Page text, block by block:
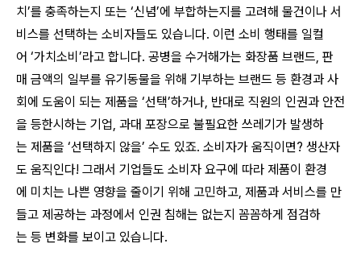
치’를 충족하는지 또는 ‘신념’에 부합하는지를 고려해 물건이나 서
비스를 선택하는 소비자들도 있습니다. 이런 소비 행태를 일컬
어 ‘가치소비’라고 합니다. 공병을 수거해가는 화장품 브랜드, 판
매 금액의 일부를 유기동물을 위해 기부하는 브랜드 등 환경과 사
회에 도움이 되는 제품을 ‘선택’하거나, 반대로 직원의 인권과 안전
을 등한시하는 기업, 과대 포장으로 불필요한 쓰레기가 발생하
는 제품을 ‘선택하지 않을’ 수도 있죠. 소비자가 움직이면? 생산자
도 움직인다! 그래서 기업들도 소비자 요구에 따라 제품이 환경
에 미치는 나쁜 영향을 줄이기 위해 고민하고, 제품과 서비스를 만
들고 제공하는 과정에서 인권 침해는 없는지 꼼꼼하게 점검하
는 등 변화를 보이고 있습니다.